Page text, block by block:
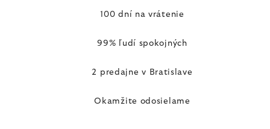
100 dní na vrátenie
99% ľudí spokojných
2 predajne v Bratislave
Okamžite odosielame